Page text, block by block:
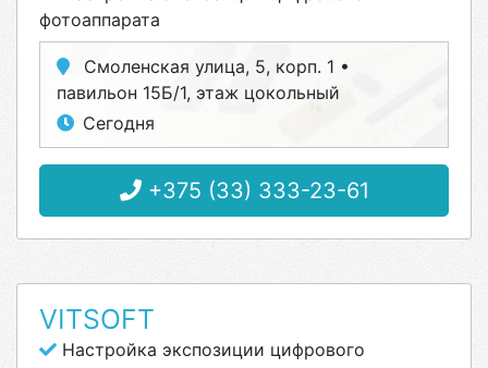
фотоаппарата
Смоленская улица, 5, корп. 1 •
павильон 15Б/1, этаж цокольный
Сегодня
+375 (33) 333-23-61
VITSOFT
Настройка экспозиции цифрового